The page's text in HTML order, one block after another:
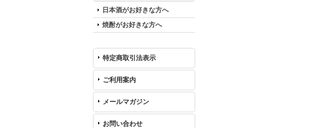
日本酒がお好きな方へ
焼酎がお好きな方へ
特定商取引法表示
ご利用案内
メールマガジン
お問い合わせ